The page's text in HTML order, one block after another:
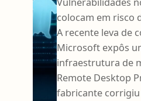
Vulnerabilidades
colocam em risco
A recente leva de
Microsoft expôs
infraestrutura de
Remote Desktop
fabricante corrigiu